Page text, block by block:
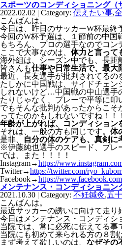
スポーツのコンディショニング（
2022.02.02 | Category: 伝えたい事,
こんばんは。
今日は、昨日のサッカーW杯最終
今回のW杯予選は、１節前の中国
もちろん、プロの選手なのでコ
ここで大事なのは、 体力と言って
海外組は、シーズン中でも、長距
皆さんも仕事や日常生活で、最大
最近、長友選手が批判されてる
たしかに中国戦は、サイドチェ
しれないけど…中国戦の中山選手
たりじゃなく、プレーで平等に叩
でもそんな批判があったからこ
ってたのかもしれないですね！！
年齢が上がれば、コンディショ
それは、一般の方も同じです。 体
是非、
自分の体のケアも、真剣に
※伊藤純也選手のスピード、プレ
では、また！！！！
Instagram→https://
Twitter→https://twitter.com/
Facebook→https://
メンテナンス・コンディショニン
2021.10.30 | Category: 不妊鍼灸,五
こんばんは。
最近サッカーの誘いに向けて走り
今日はメンテナンス・コンディシ
当院では、常に必死に伝えてる
当院にも初めて来られる方の８割
まず考えて欲しいのは、 なぜその